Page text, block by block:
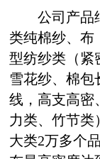
公司 产品
类纯棉纱、布
型纺纱类（紧
雪花纱、棉包
线， 高支高密
力类、竹节类
大类2万多个